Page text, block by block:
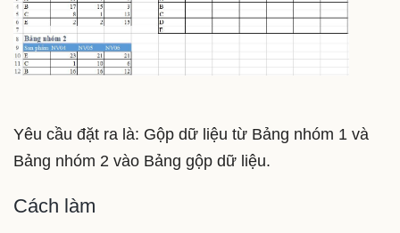
Yêu cầu đặt ra là: Gộp dữ liệu từ Bảng nhóm 1 và
Bảng nhóm 2 vào Bảng gộp dữ liệu.
Cách làm